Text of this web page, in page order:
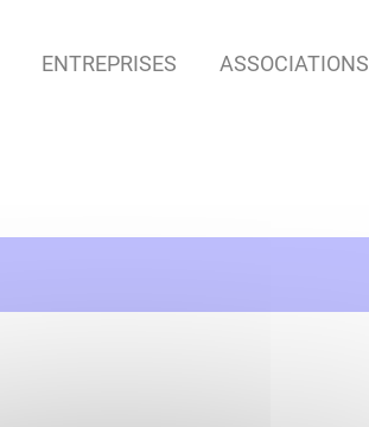
ENTREPRISES ASSOCIATIONS